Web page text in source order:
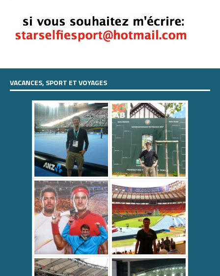
VACANCES, SPORT ET VOYAGES